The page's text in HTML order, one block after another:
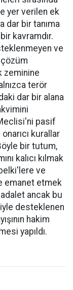
yer verilen ek
dar bir tanıma
kavramdır.
ve
zeminine
terör
dar bir alana
pasif
kurallar
bir tutum,
kalıcı kılmak
ve
emanet etmek
ancak bu
desteklenen
hakim
yapıldı.